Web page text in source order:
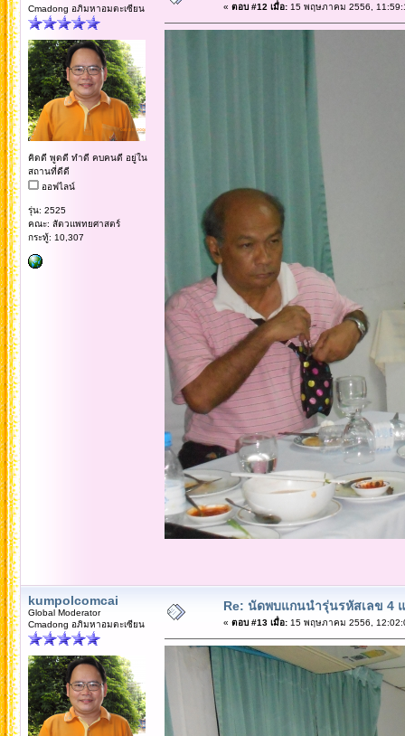
Cmadong อภิมหาอมตะเซียน
คิดดี พูดดี ทำดี คบคนดี อยู่ใน
สถานที่ดีดี
ออฟไลน์
รุ่น: 2525
คณะ: สัตวแพทยศาสตร์
กระทู้: 10,307
« ตอบ #12 เมื่อ:15 พฤษภาคม 2556,
kumpolcomcai
Global Moderator
Cmadong อภิมหาอมตะเซียน
Re: นัดพบแกนนำรุ่นรหัสเลข 4
« ตอบ #13 เมื่อ:15 พฤษภาคม 2556,